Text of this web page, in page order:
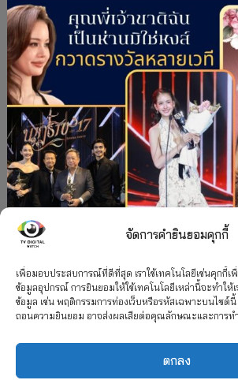
จัดการคำยินยอมคุกกี้
เพื่อมอบประสบการณ์ที่ดีที่สุด เราใช้เทคโนโลยีเช่นคุกกี้เ
ข้อมูลอุปกรณ์ การยินยอมให้ใช้เทคโนโลยีเหล่านี้จะทำให้
ข้อมูล เช่น พฤติกรรมการท่องเว็บหรือรหัสเฉพาะบนไซต์
ถอนความยินยอม อาจส่งผลเสียต่อคุณลักษณะและการท
ตกลง
#ละครใหม่
”คุณพี่เจ้าขาดิฉันเป็นห่านมิใช่หง
เพียบ จาก 8 เวที
12 กรกฎาคม 2026
2026 TV Digital Watch All Rights